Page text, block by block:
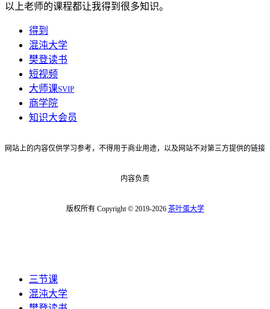
以上老师的课程都让我得到很多知识。
得到
混沌大学
樊登读书
短视频
大师课SVIP
商学院
知识大会员
网站上的内容仅供学习参考，不得用于商业用途，以及网站不对第三方提供的链接
内容负责
版权所有 Copyright © 2019-2026 茶叶蛋大学
三节课
混沌大学